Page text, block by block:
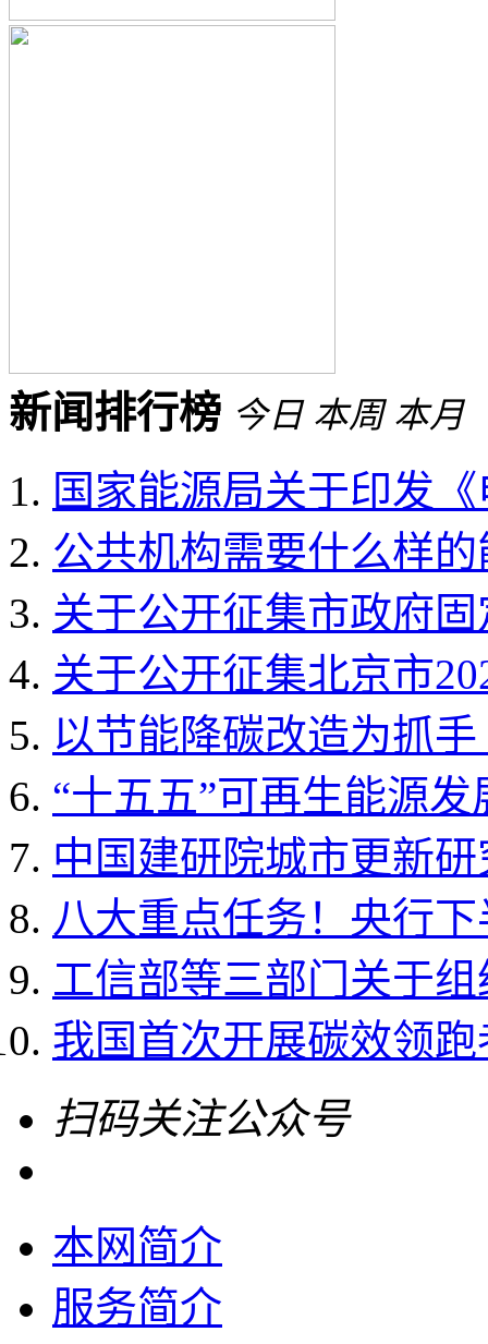
新闻排行榜 今日 本周 本月
国家能源局关于印发
公共机构需要什么样
关于公开征集市政府
关于公开征集北京市
以节能降碳改造为抓
“十五五”可再生能源
中国建研院城市更新
八大重点任务！央行
工信部等三部门关于
我国首次开展碳效领
扫码关注公众号
本网简介
服务简介